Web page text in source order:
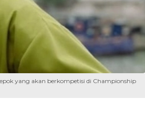
yang akan berkompetisi di Championship